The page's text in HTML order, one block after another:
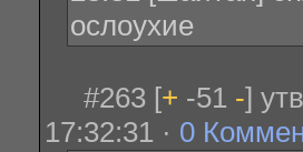
ослоухие
#263 [+ -51 -]
17:32:31 · 0